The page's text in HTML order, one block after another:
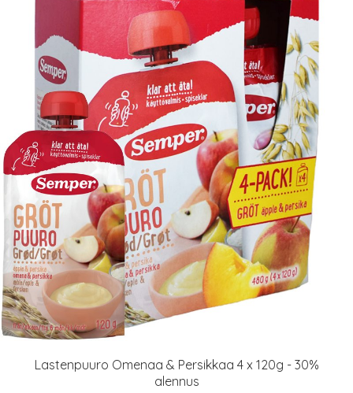
Lastenpuuro Omenaa & Persikkaa 4 x 120g - 30%
alennus